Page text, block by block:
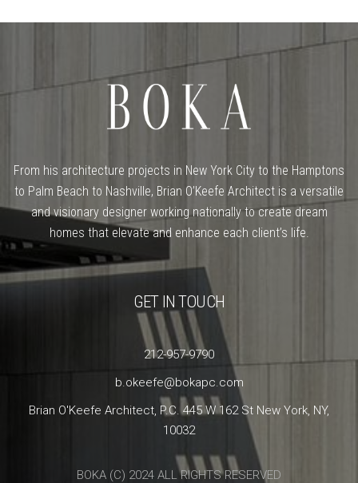
From his architecture projects in New York City to the Hamptons
to Palm Beach to Nashville, Brian O’Keefe Architect is a versatile
and visionary designer working nationally to create dream
homes that elevate and enhance each client’s life.
GET IN TOUCH
212-957-9790
b.okeefe@bokapc.com
Brian O'Keefe Architect, P.C. 445 W 162 St New York, NY,
10032
BOKA (C) 2024 ALL RIGHTS RESERVED